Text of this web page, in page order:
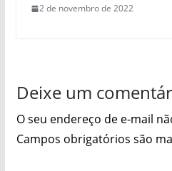
2 de novembro de 2022
Deixe um
O seu endereço de e-mail
Campos obrigatórios são